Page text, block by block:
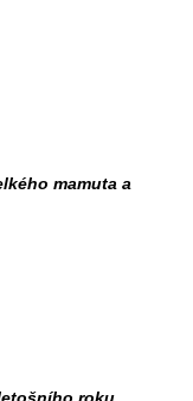
mamuta a